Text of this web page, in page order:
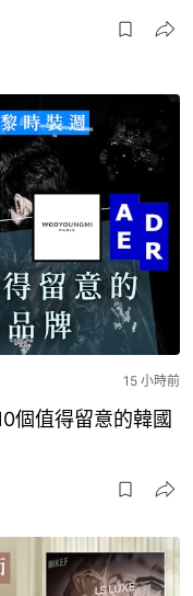
15 小時前
個值得留意的韓國